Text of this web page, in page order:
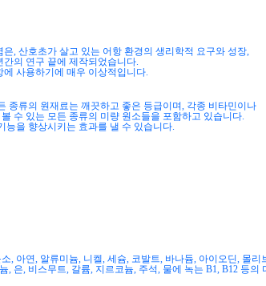
은, 산호초가 살고 있는 어항 환경의 생리학적 요구와 성장,
의 연구 끝에 제작되었습니다.
사용하기에 매우 이상적입니다.
종류의 원재료는 깨끗하고 좋은 등급이며 각종 비타민이나
수 있는 모든 종류의 미량 원소들을 포함하고 있습니다.
능을 향상시키는 효과를 낼 수 있습니다.
, 아연, 알류미늄, 니켈, 세슘, 코발트, 바나듐, 아이오딘, 몰리
, 은, 비스무트, 갈륨, 지르코늄, 주석, 물에 녹는 B1, B12 등의